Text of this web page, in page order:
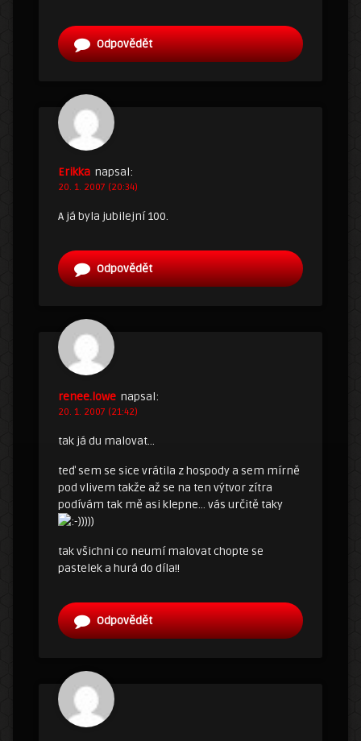
Odpovědět
Erikka napsal:
20. 1. 2007 (20:34)
A já byla jubilejní 100.
Odpovědět
renee.lowe napsal:
20. 1. 2007 (21:42)
tak já du malovat…
teď sem se sice vrátila z hospody a sem mírně
pod vlivem takže až se na ten výtvor zítra
podívám tak mě asi klepne… vás určitě taky
))))
tak všichni co neumí malovat chopte se
pastelek a hurá do díla!!
Odpovědět